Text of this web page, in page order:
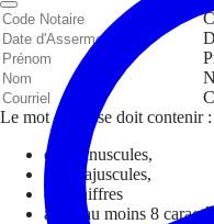
Le mot de passe doit contenir :
des minuscules,
des majuscules,
des chiffres
avoir au moins 8